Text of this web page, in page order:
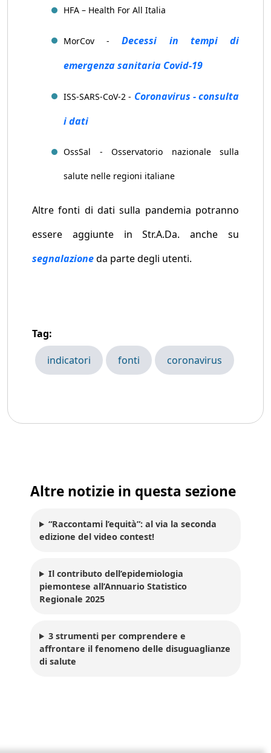
HFA – Health For All Italia
MorCov -Decessi in tempi di
emergenza sanitaria Covid-19
ISS-SARS-CoV-2 - Coronavirus - consulta
i dati
OssSal - Osservatorio nazionale sulla
salute nelle regioni italiane
Altre fonti di dati sulla pandemia potranno
essere aggiunte in Str.A.Da. anche su
segnalazioneda parte degli utenti.
Tag:
indicatori
fonti coronavirus
Altre notizie in questa sezione
“Raccontami l’equità”: al via la seconda
edizione del video contest!
Il contributo dell’epidemiologia
piemontese all’Annuario Statistico
Regionale 2025
3 strumenti per comprendere e
affrontare il fenomeno delle disuguaglianze
di salute